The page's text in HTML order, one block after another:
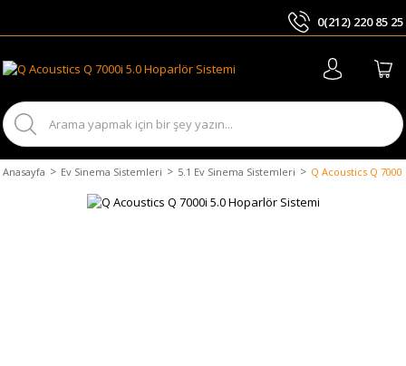
0(212) 220 85 25
Anasayfa Ev Sinema Sistemleri 5.1 Ev Sinema Sistemleri Q Acoustics Q